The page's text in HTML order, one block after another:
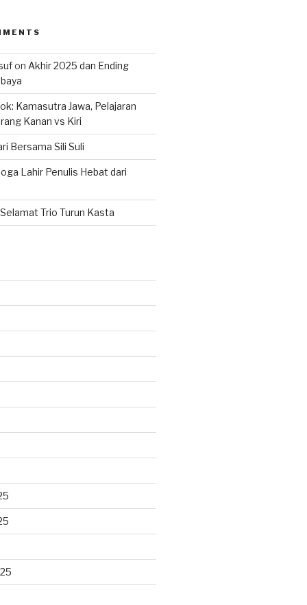
on Akhir 2025 dan Ending
Kamasutra Jawa, Pelajaran
Kanan vs Kiri
Bersama Sili Suli
Lahir Penulis Hebat dari
Selamat Trio Turun Kasta